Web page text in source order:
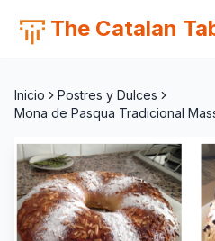
The Catalan
Inicio
Postres y Dulces
Mona de Pasqua Tradicional